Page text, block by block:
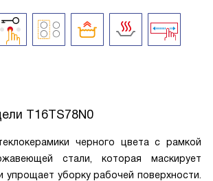
T16TS78N0
черного цвета с рамкой
стали, которая маскирует
уборку рабочей поверхности.